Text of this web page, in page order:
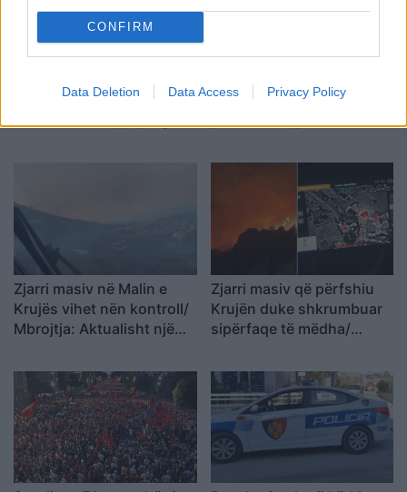
CONFIRM
Data Deletion Data Access Privacy Policy
Kriset raporti mes Butrint
Imerit dhe aktores turke
E bujshme në Itali, Maldini
rrëfen të vërtetën e plotë
mos prekni…
Zjarri masiv në Malin e
Krujës vihet nën kontroll/
Mbrojtja: Aktualisht një
Zjarri masiv që përfshiu
Krujën duke shkrumbuar
sipërfaqe të mëdha/
bilanc tragjik